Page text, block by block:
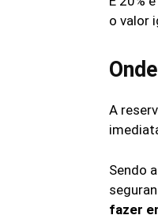
o valor
A
Sendo
fazer